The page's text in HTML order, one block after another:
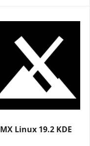
MX Linux 19.2 KDE